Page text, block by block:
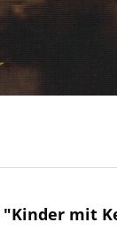
mit